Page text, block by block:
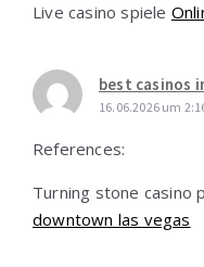
Live casino spiele
best casinos
16.06.2026 um
References:
Turning stone casino
downtown las vegas